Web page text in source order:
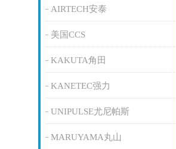
AIRTECH安泰
美国CCS
KAKUTA角田
KANETEC强力
UNIPULSE尤尼帕斯
MARUYAMA丸山